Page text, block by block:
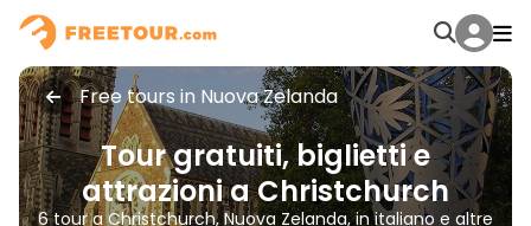
Free tours in Nuova Zelanda
Tour gratuiti, biglietti e
attrazioni a Christchurch
6 tour a Christchurch, Nuova Zelanda, in italiano e altre